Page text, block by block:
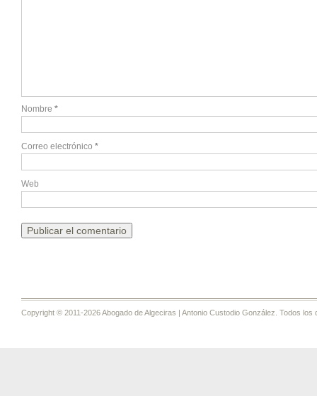
Nombre *
Correo electrónico *
Web
Copyright © 2011-2026 Abogado de Algeciras | Antonio Custodio González. Todos